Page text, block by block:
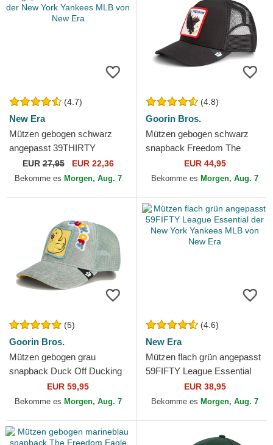
(4.7)
New Era
Mützen gebogen schwarz
angepasst 39THIRTY
Classic der New York
Yankees MLB von New Era
EUR27,95 EUR 22,36
Bekomme es Morgen, Aug. 7
(4.8)
Goorin Bros.
Mützen gebogen schwarz
snapback Freedom The
Farm Goorin Bros.
EUR 44,95
Bekomme es Morgen, Aug. 7
(5)
Goorin Bros.
Mützen gebogen grau
snapback Duck Off Ducking
Autocorrect Happy Thoughts
The Farm Goorin Bros.
EUR 59,95
Bekomme es Morgen, Aug. 7
(4.6)
New Era
Mützen flach grün angepasst
59FIFTY League Essential
der New York Yankees MLB
von New Era
EUR 38,95
Bekomme es Morgen, Aug. 7